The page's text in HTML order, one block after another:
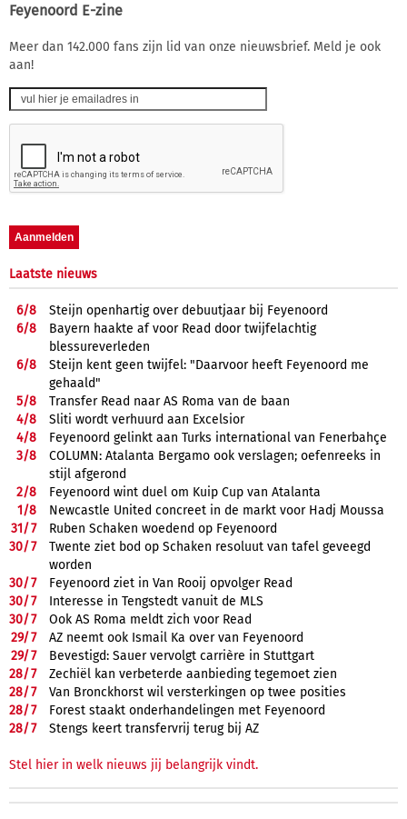
Feyenoord E-zine
Meer dan 142.000 fans zijn lid van onze nieuwsbrief. Meld je ook
aan!
Laatste nieuws
6/8
Steijn openhartig over debuutjaar bij Feyenoord
6/8
Bayern haakte af voor Read door twijfelachtig
blessureverleden
6/8
Steijn kent geen twijfel: "Daarvoor heeft Feyenoord me
gehaald"
5/8
Transfer Read naar AS Roma van de baan
4/8
Sliti wordt verhuurd aan Excelsior
4/8
Feyenoord gelinkt aan Turks international van Fenerbahçe
3/8
COLUMN: Atalanta Bergamo ook verslagen; oefenreeks in
stijl afgerond
2/8
Feyenoord wint duel om Kuip Cup van Atalanta
1/8
Newcastle United concreet in de markt voor Hadj Moussa
31/7
Ruben Schaken woedend op Feyenoord
30/7
Twente ziet bod op Schaken resoluut van tafel geveegd
worden
30/7
Feyenoord ziet in Van Rooij opvolger Read
30/7
Interesse in Tengstedt vanuit de MLS
30/7
Ook AS Roma meldt zich voor Read
29/7
AZ neemt ook Ismail Ka over van Feyenoord
29/7
Bevestigd: Sauer vervolgt carrière in Stuttgart
28/7
Zechiël kan verbeterde aanbieding tegemoet zien
28/7
Van Bronckhorst wil versterkingen op twee posities
28/7
Forest staakt onderhandelingen met Feyenoord
28/7 Stengs keert transfervrij terug bij AZ
Stel hier in welk nieuws jij belangrijk vindt.